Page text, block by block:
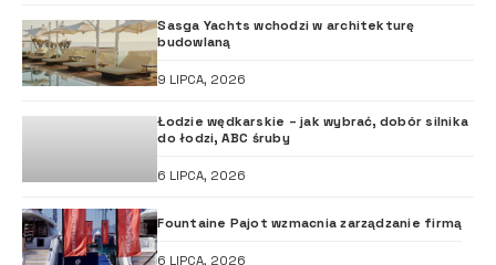
Sasga Yachts wchodzi w architekturę
budowlaną
9 LIPCA, 2026
Łodzie wędkarskie – jak wybrać, dobór silnika
do łodzi, ABC śruby
6 LIPCA, 2026
Fountaine Pajot wzmacnia zarządzanie firmą
6 LIPCA, 2026